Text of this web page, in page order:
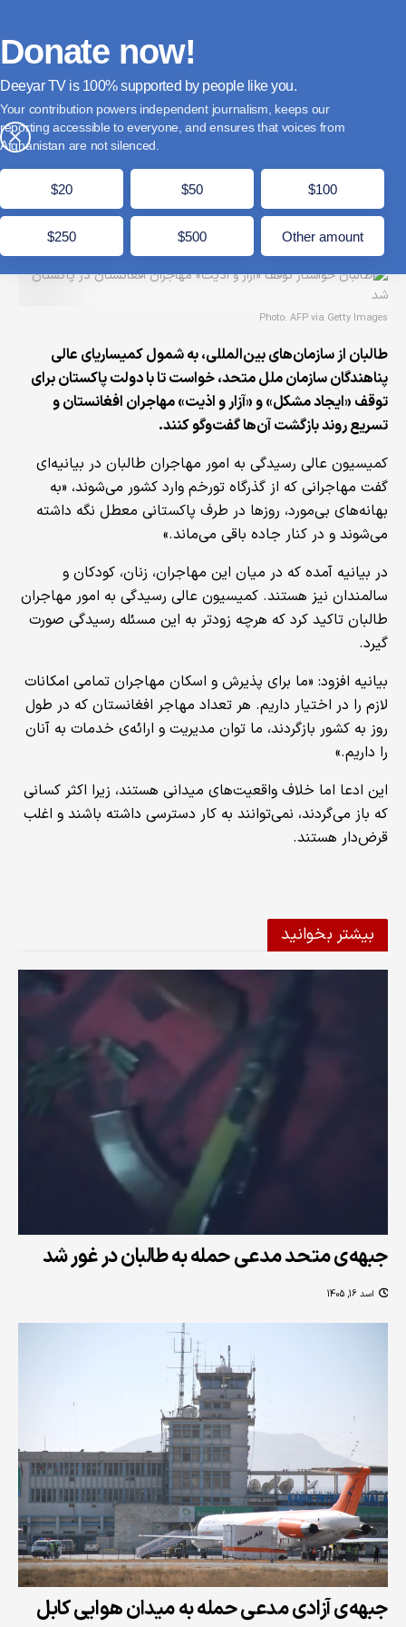
×
Donate now!
Deeyar TV is supported by people like you.
Your contribution powers independent journalism, keeps our
reporting accessible to everyone, and ensures that voices from
Afghanistan are not silenced.
$20 $50 $100
$250 $500 Other amount
طالبان خواستار توقف «آزار و اذیت» مهاجران
افغانستان در پاکستان شد
Photo: AFP via Getty Images
طالبان از سازمان‌های بین‌المللی، به شمول کمیساریای عالی
پناهندگان سازمان ملل متحد، خواست تا با دولت پاکستان برای
توقف «ایجاد مشکل» و «آزار و اذیت» مهاجران افغانستان و
تسریع روند بازگشت آن‌ها گفت‌وگو کنند.
کمیسیون عالی رسیدگی به امور مهاجران طالبان در بیانیه‌ای
گفت مهاجرانی که از گذرگاه تورخم وارد کشور می‌شوند، «به
بهانه‌های بی‌مورد، روزها در طرف پاکستانی معطل نگه داشته
می‌شوند و در کنار جاده باقی می‌ماند.»
در بیانیه آمده که در میان این مهاجران، زنان، کودکان و
سالمندان نیز هستند. کمیسیون عالی رسیدگی به امور مهاجران
طالبان تاکید کرد که هرچه زودتر به این مسئله رسیدگی صورت
گیرد.
بیانیه افزود: «ما برای پذیرش و اسکان مهاجران تمامی امکانات
لازم را در اختیار داریم. هر تعداد مهاجر افغانستان که در طول
روز به کشور بازگردند، ما توان مدیریت و ارائه‌ی خدمات به آنان
را داریم.»
این ادعا اما خلاف واقعیت‌های میدانی هستند، زیرا اکثر کسانی
که باز می‌گردند، نمی‌توانند به کار دسترسی داشته باشند و اغلب
قرض‌دار هستند.
بیشتر بخوانید
جبهه‌ی متحد مدعی حمله به طالبان در غور شد
اسد 16, 1405
جبهه‌ی آزادی مدعی حمله به میدان هوایی کابل